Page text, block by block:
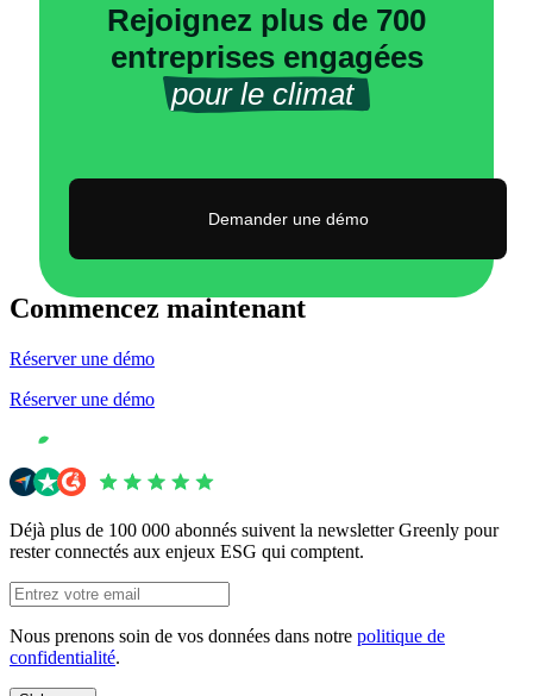
Rejoignez plus de 700
entreprises engagées
pour le climat
Demander une démo
Commencez maintenant
Réserver une démo
Réserver une démo
Déjà plus de 100 000 abonnés suivent la newsletter Greenly pour
rester connectés aux enjeux ESG qui comptent.
Nous prenons soin de vos données dans notre politique de
confidentialité.